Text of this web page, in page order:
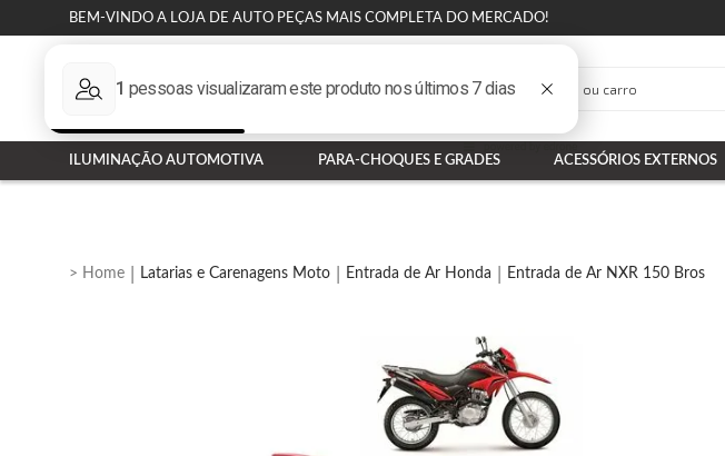
BEM-VINDO A LOJA DE AUTO PEÇAS MAIS COMPLETA DO MERCADO!
ILUMINAÇÃO AUTOMOTIVA PARA-CHOQUES E GRADES ACESSÓRIOS EXTERNOS
Latarias e Carenagens Moto Entrada de Ar Honda Entrada de Ar NXR 150 Bros